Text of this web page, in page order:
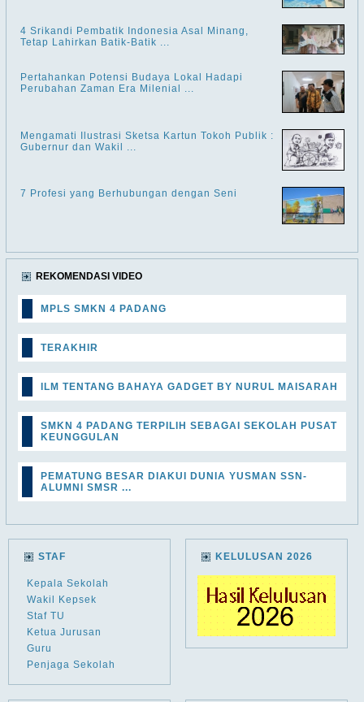
4 Srikandi Pembatik Indonesia Asal Minang,
Tetap Lahirkan Batik-Batik ...
Pertahankan Potensi Budaya Lokal Hadapi
Perubahan Zaman Era Milenial ...
Mengamati Ilustrasi Sketsa Kartun Tokoh Publik :
Gubernur dan Wakil ...
7 Profesi yang Berhubungan dengan Seni
REKOMENDASI VIDEO
MPLS SMKN 4 PADANG
TERAKHIR
ILM TENTANG BAHAYA GADGET BY NURUL MAISARAH
SMKN 4 PADANG TERPILIH SEBAGAI SEKOLAH PUSAT
KEUNGGULAN
PEMATUNG BESAR DIAKUI DUNIA YUSMAN SSN-
ALUMNI SMSR ...
STAF
Kepala Sekolah
Wakil Kepsek
Staf TU
Ketua Jurusan
Guru
Penjaga Sekolah
KELULUSAN 2026